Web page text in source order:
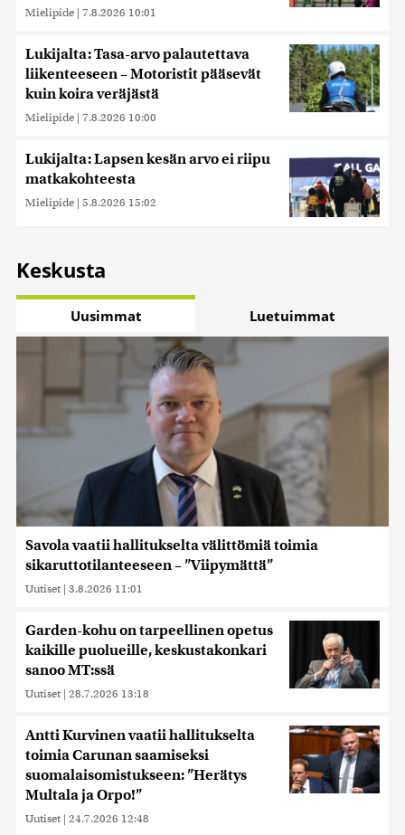
Mielipide | 7.8.2026 10:01
Lukijalta: Tasa-arvo palautettava
liikenteeseen – Motoristit pääsevät
kuin koira veräjästä
Mielipide | 7.8.2026 10:00
Lukijalta: Lapsen kesän arvo ei riipu
matkakohteesta
Mielipide | 5.8.2026 15:02
Keskusta
Uusimmat Luetuimmat
Savola vaatii hallitukselta välittömiä toimia
sikaruttotilanteeseen – ”Viipymättä”
Uutiset | 3.8.2026 11:01
Garden-kohu on tarpeellinen opetus
kaikille puolueille, keskustakonkari
sanoo MT:ssä
Uutiset | 28.7.2026 13:18
Antti Kurvinen vaatii hallitukselta
toimia Carunan saamiseksi
suomalaisomistukseen: ”Herätys
Multala ja Orpo!”
Uutiset | 24.7.2026 12:48